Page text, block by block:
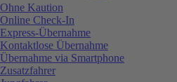
Ohne Kaution
Online Check-In
Express-Übernahme
Kontaktlose Übernahme
Übernahme via Smartphone
Zusatzfahrer